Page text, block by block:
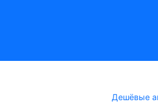
Дешёвые